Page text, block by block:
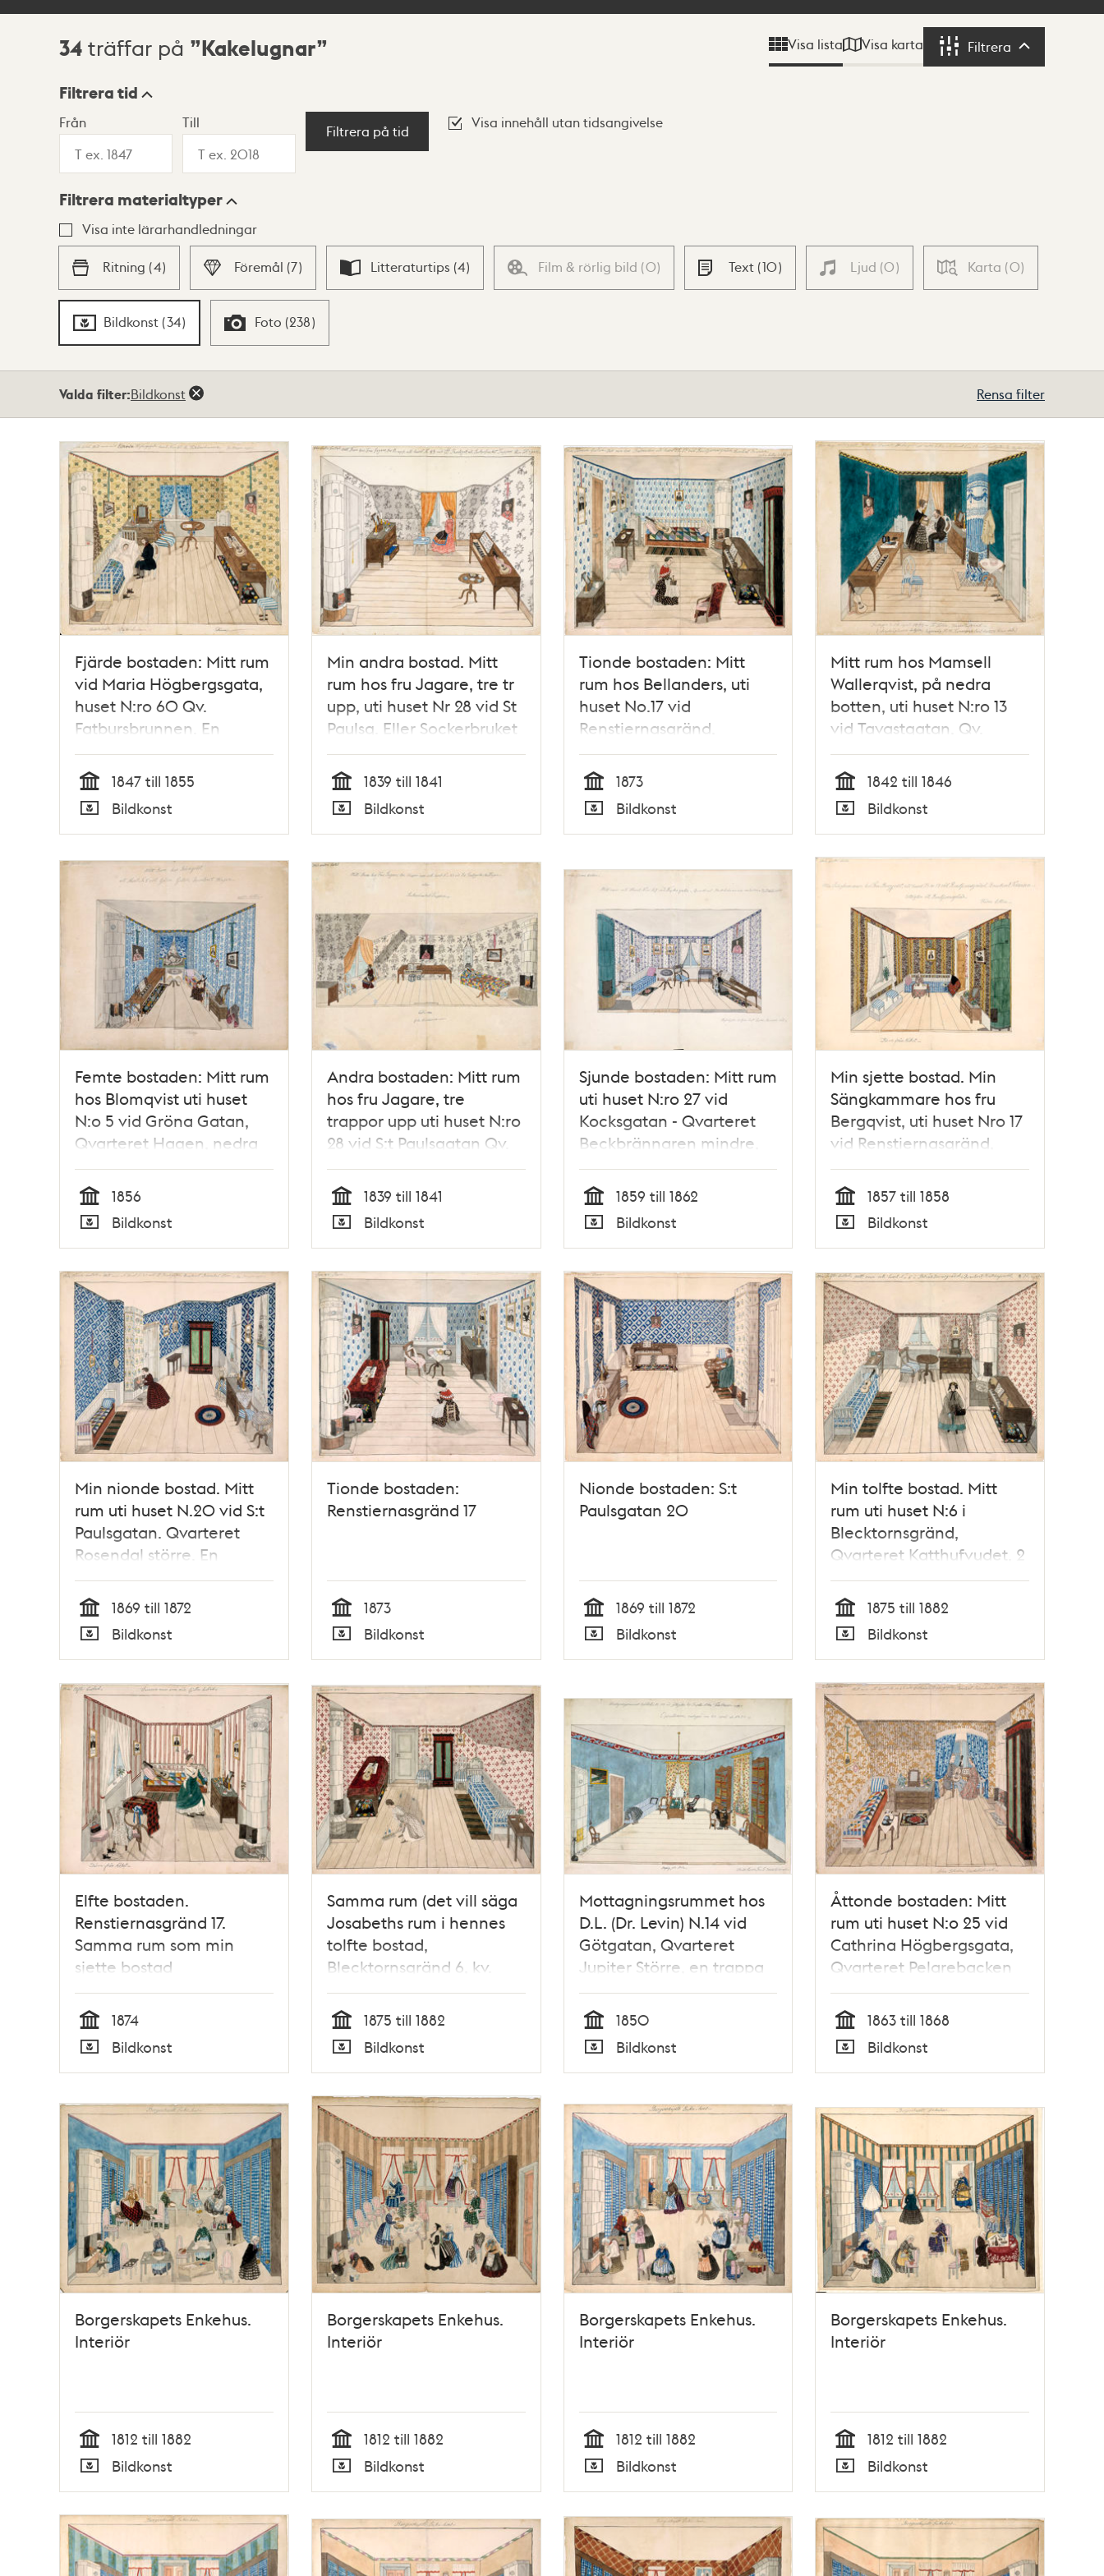
Sökresultat
34 träffar på Kakelugnar Visa lista Visa karta Filtrera Filtrera
Visningsläge
Lista Karta
Filtrera tid
Från Till
Filtrera på tid
Visa innehåll utan tidsangivelse
Filtrera materialtyper
Visa inte lärarhandledningar
Ritning (4) Föremål (7) Litteraturtips (4) Film & rörlig bild (0) Text (10) Ljud (0) Karta (0)
Bildkonst (34) Foto (238)
Valda filter:Bildkonst Rensa filter
Fjärde bostaden: Mitt rum
vid Maria Högbergsgata,
huset N:ro 60 Qv.
Fatbursbrunnen. En
trappa upp. Personer:
Undertecknad. Doctor
Levin.
Tid
1847 till 1855
Typ
Bildkonst
Min andra bostad. Mitt
rum hos fru Jagare, tre tr
upp, uti huset Nr 28 vid St
Paulsg. Eller Sockerbruket
Tuppen
Tid
1839 till 1841
Typ
Bildkonst
Tionde bostaden: Mitt
rum hos Bellanders, uti
huset No.17 vid
Renstiernasgränd,
Qvarteret Kransen, nedre
botten in på gården
Tid
1873
Typ
Bildkonst
Mitt rum hos Mamsell
Wallerqvist, på nedra
botten, uti huset N:ro 13
vid Tavastgatan, Qv.
Ugglan mindre
Tid
1842 till 1846
Typ
Bildkonst
Femte bostaden: Mitt rum
hos Blomqvist uti huset
N:o 5 vid Gröna Gatan,
Qvarteret Hagen, nedra
botten
Tid
1856
Typ
Bildkonst
Andra bostaden: Mitt rum
hos fru Jagare, tre
trappor upp uti huset N:ro
28 vid S:t Paulsgatan Qv.
Hagen eller Sockerbruket
Tuppen
Tid
1839 till 1841
Typ
Bildkonst
Sjunde bostaden: Mitt rum
uti huset N:ro 27 vid
Kocksgatan - Qvarteret
Beckbrännaren mindre,
en trappa upp.
Sorgdräkten betyder Tant
Sophie Brandeks död.
Tid
1859 till 1862
Typ
Bildkonst
Min sjette bostad. Min
Sängkammare hos fru
Bergqvist, uti huset Nro 17
vid Renstiernasgränd,
Qvarteret Kransen.
Utsigten åt
Renstjernasgränd. Nedra
botten.
Tid
1857 till 1858
Typ
Bildkonst
Min nionde bostad. Mitt
rum uti huset N.20 vid S:t
Paulsgatan. Qvarteret
Rosendal större. En
trappa upp.
Tid
1869 till 1872
Typ
Bildkonst
Tionde bostaden:
Renstiernasgränd 17
Tid
1873
Typ
Bildkonst
Nionde bostaden: S:t
Paulsgatan 20
Tid
1869 till 1872
Typ
Bildkonst
Min tolfte bostad. Mitt
rum uti huset N:6 i
Blecktornsgränd,
Qvarteret Katthufvudet, 2
tr upp
Tid
1875 till 1882
Typ
Bildkonst
Elfte bostaden.
Renstiernasgränd 17.
Samma rum som min
sjette bostad
Tid
1874
Typ
Bildkonst
Samma rum (det vill säga
Josabeths rum i hennes
tolfte bostad,
Blecktornsgränd 6, kv.
Katthuvudet, 2 tr upp)
Tid
1875 till 1882
Typ
Bildkonst
Mottagningsrummet hos
D.L. (Dr. Levin) N.14 vid
Götgatan, Qvarteret
Jupiter Större, en trappa
upp - Operationen
onsdagen den 24 april år
1850
Tid
1850
Typ
Bildkonst
Åttonde bostaden: Mitt
rum uti huset N:o 25 vid
Cathrina Högbergsgata,
Qvarteret Pelarebacken
större, 3 tr upp
Tid
1863 till 1868
Typ
Bildkonst
Borgerskapets Enkehus.
Interiör
Tid
1812 till 1882
Bildkonst
Borgerskapets Enkehus.
Interiör
Tid
1812 till 1882
Bildkonst
Borgerskapets Enkehus.
Interiör
Tid
1812 till 1882
Bildkonst
Borgerskapets Enkehus.
Interiör
Tid
1812 till 1882
Bildkonst